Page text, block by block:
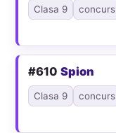
Clasa 9 concurs
#610Spion
Clasa 9 concurs